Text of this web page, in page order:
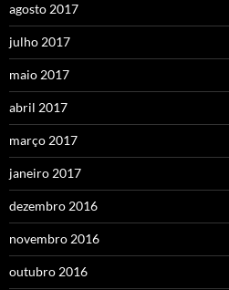
agosto 2017
julho 2017
maio 2017
abril 2017
março 2017
janeiro 2017
dezembro 2016
novembro 2016
outubro 2016